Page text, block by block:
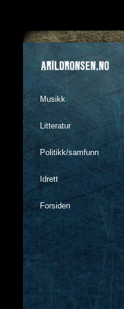
Musikk
Litteratur
Politikk/samfunn
Idrett
Forsiden